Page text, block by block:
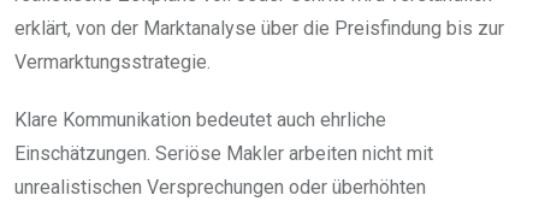
erklärt, von der Marktanalyse über die Preisfindung bis zur
Vermarktungsstrategie.
Klare Kommunikation bedeutet auch ehrliche
Einschätzungen. Seriöse Makler arbeiten nicht mit
unrealistischen Versprechungen oder überhöhten